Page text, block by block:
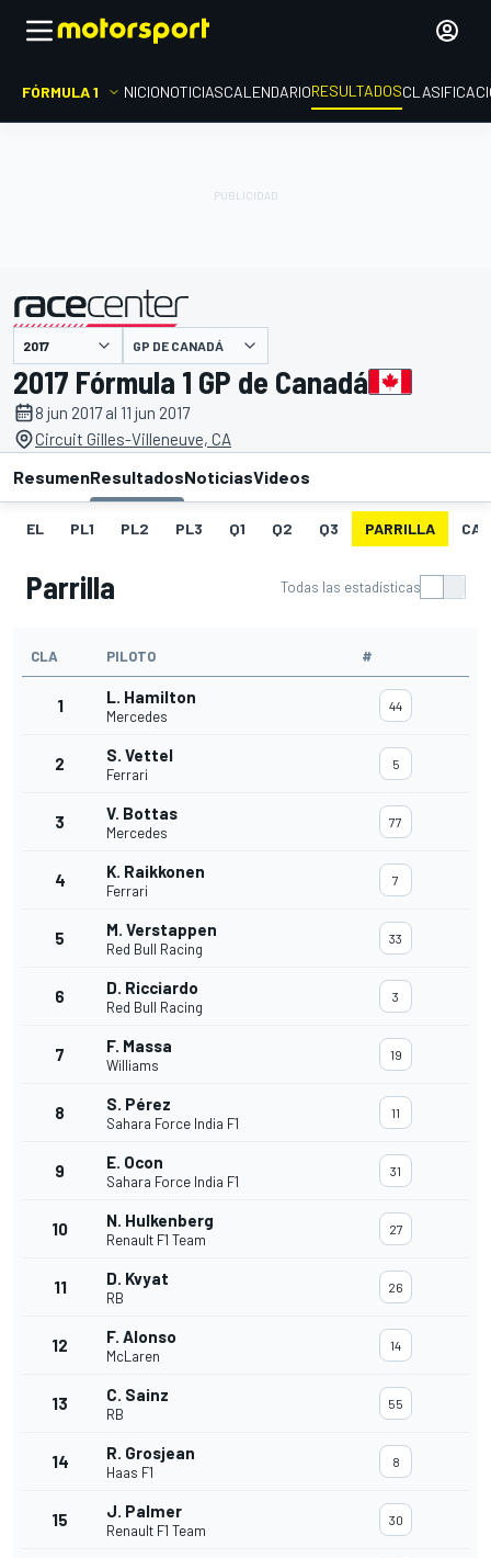
FÓRMULA 1 INICIONOTICIASCALENDARIORESULTADOS
presentado por GP DE CANADÁ
2017 Fórmula 1 GP de Canadá
8 jun 2017 al 11 jun 2017
Circuit Gilles-Villeneuve, CA
ResumenResultadosNoticiasVideos
EL PL1 PL2 PL3 Q1 Q2 Q3 PARRILLA
Parrilla Todas las estadísticas
CLA PILOTO #
1 L. Hamilton
Mercedes
44
2 S. Vettel
Ferrari
5
3 V. Bottas
Mercedes
77
4 K. Raikkonen
Ferrari
7
5 M. Verstappen
Red Bull Racing
33
6 D. Ricciardo
Red Bull Racing
3
7 F. Massa
Williams
19
8 S. Pérez
Sahara Force India F1
11
9 E. Ocon
Sahara Force India F1
31
10 N. Hulkenberg
Renault F1 Team
27
11 D. Kvyat
RB
26
12 F. Alonso
McLaren
14
13 C. Sainz
RB
55
14 R. Grosjean
Haas F1
8
15 J. Palmer
Renault F1 Team
30